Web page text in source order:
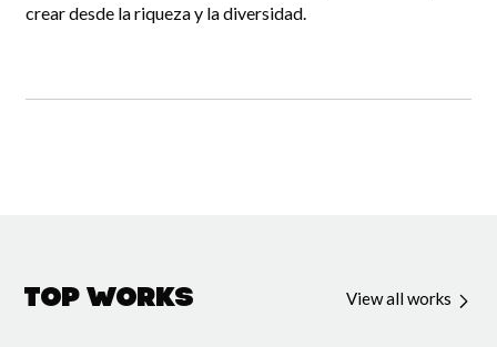
crear desde la riqueza y la diversidad.
Top Works View all works